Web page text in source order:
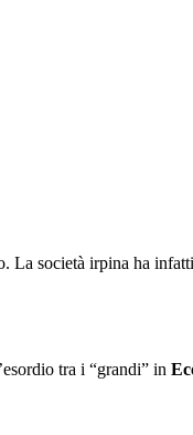
La società irpina ha
tra i “grandi” in